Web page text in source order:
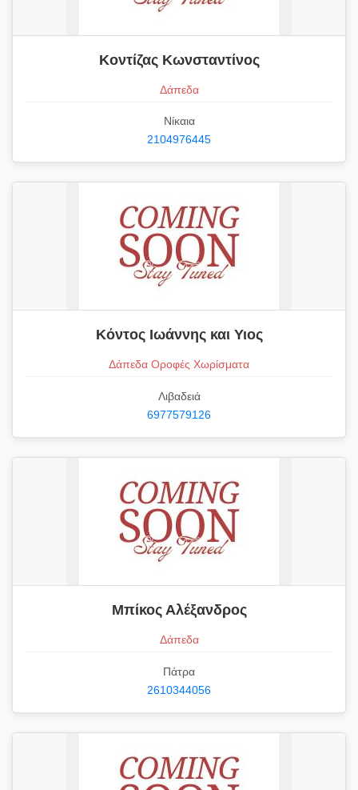
Κοντίζας Κωνσταντίνος
Δάπεδα
Νίκαια
2104976445
Κόντος Ιωάννης και Υιος
Δάπεδα Οροφές Χωρίσματα
Λιβαδειά
6977579126
Μπίκος Αλέξανδρος
Δάπεδα
Πάτρα
2610344056